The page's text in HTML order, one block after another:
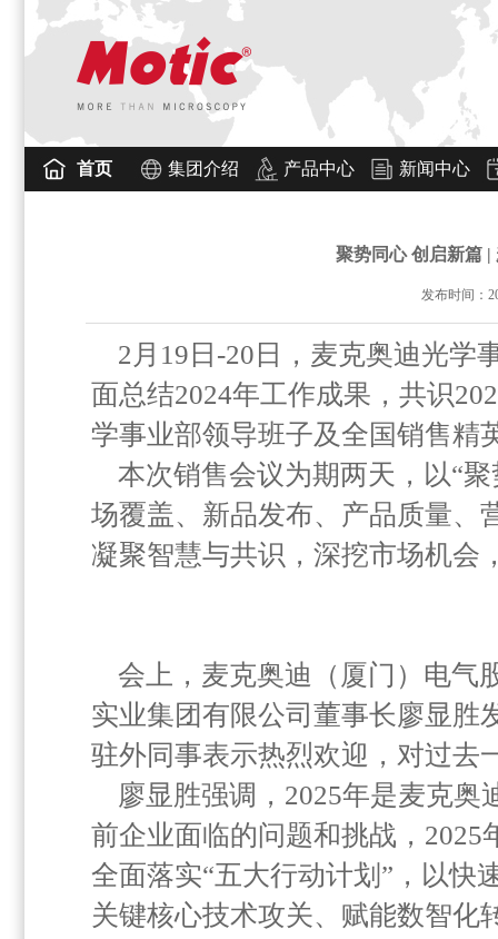
首页 集团介绍 产品中心 新闻中心
聚势同心 创启新篇 |
发布时间：
2月19日-20日，麦克奥迪光学
面总结2024年工作成果，共识
学事业部领导班子及全国销售精
本次销售会议为期两天，以“
场覆盖、新品发布、产品质量、
凝聚智慧与共识，深挖市场机会
会上，麦克奥迪（厦门）电气
实业集团有限公司董事长廖显胜
驻外同事表示热烈欢迎，对过去
廖显胜强调，2025年是麦克
前企业面临的问题和挑战，
全面落实“五大行动计划”，以快
关键核心技术攻关、赋能数智化